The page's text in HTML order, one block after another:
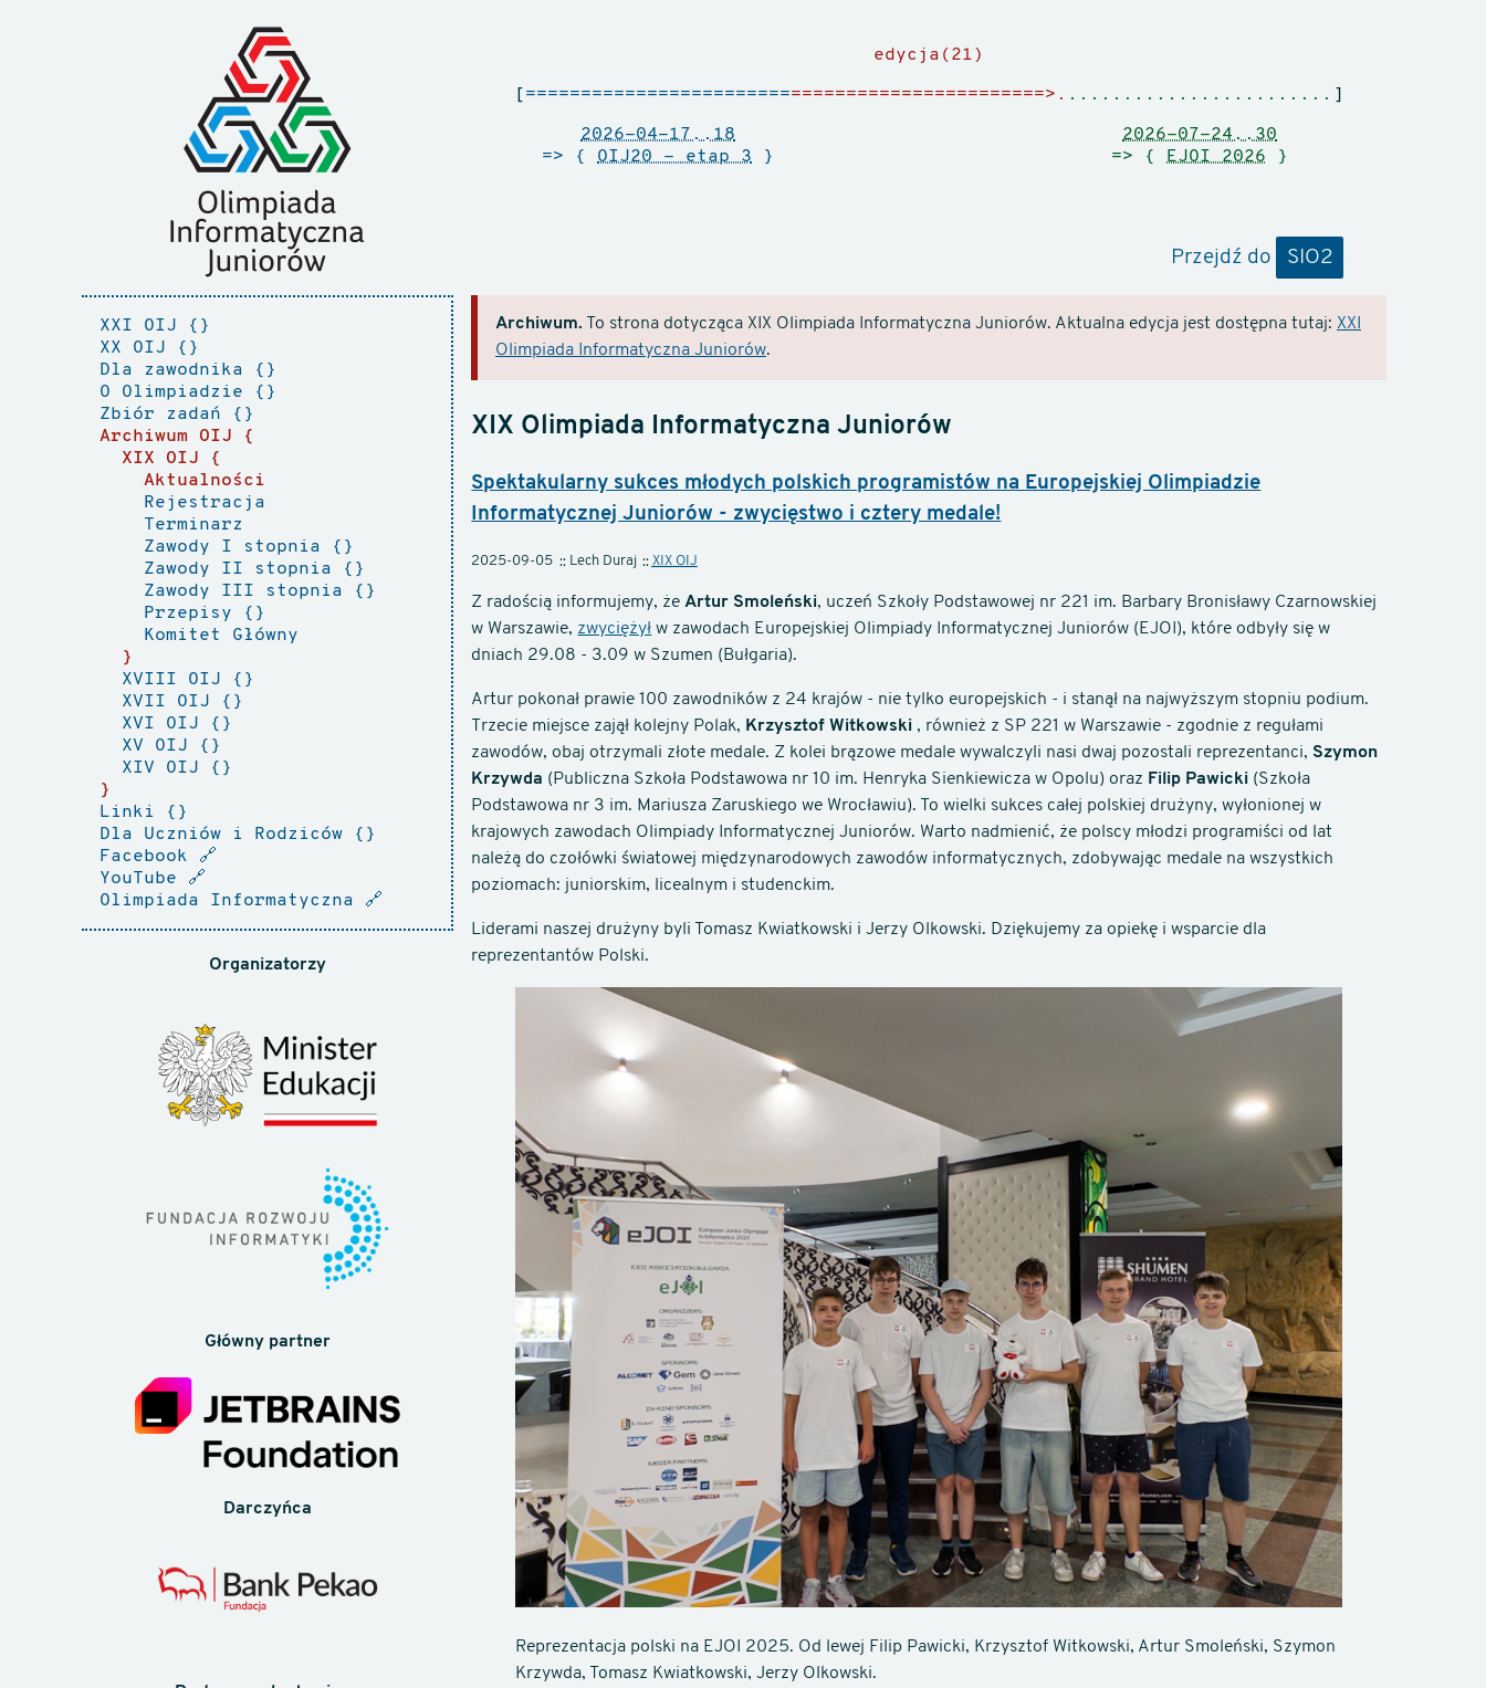
edycja(21)
2026-04-17..18
=> { OIJ20 - etap 3 }
2026-07-24..30
=> {
EJOI 2026 }
[ ===============================================>. ........................ ]
Przejdź do SIO2
XXI OIJ
XX OIJ
Dla zawodnika
O Olimpiadzie
Zbiór zadań
Archiwum OIJ
XIX OIJ
Aktualności
Rejestracja
Terminarz
Zawody I stopnia
Zawody II stopnia
Zawody III stopnia
Przepisy
Komitet Główny
XVIII OIJ
XVII OIJ
XVI OIJ
XV OIJ
XIV OIJ
Linki
Dla Uczniów i Rodziców
Facebook 🔗
YouTube 🔗
Olimpiada Informatyczna
🔗
Archiwum. To strona dotycząca XIX Olimpiada Informatyczna Juniorów. Aktualna edycja jest dostępna tutaj: XXI
Olimpiada Informatyczna Juniorów.
XIX Olimpiada Informatyczna Juniorów
Spektakularny sukces młodych polskich programistów na Europejskiej Olimpiadzie
Informatycznej Juniorów - zwycięstwo i cztery medale!
2025-09-05 Lech Duraj XIX OIJ
Z radością informujemy, żeArtur Smoleński, uczeń Szkoły Podstawowej nr 221 im. Barbary Bronisławy Czarnowskiej
w Warszawie, zwyciężył w zawodach Europejskiej Olimpiady Informatycznej Juniorów (EJOI), które odbyły się w
dniach 29.08 - 3.09 w Szumen (Bułgaria).
Artur pokonał prawie 100 zawodników z 24 krajów - nie tylko europejskich - i stanął na najwyższym stopniu podium.
Trzecie miejsce zajął kolejny Polak, Krzysztof Witkowski , również z SP 221 w Warszawie - zgodnie z regułami
zawodów, obaj otrzymali złote medale. Z kolei brązowe medale wywalczyli nasi dwaj pozostali reprezentanci, Szymon
Krzywda (Publiczna Szkoła Podstawowa nr 10 im. Henryka Sienkiewicza w Opolu) oraz Filip Pawicki (Szkoła
Podstawowa nr 3 im. Mariusza Zaruskiego we Wrocławiu). To wielki sukces całej polskiej drużyny, wyłonionej w
krajowych zawodach Olimpiady Informatycznej Juniorów. Warto nadmienić, że polscy młodzi programiści od lat
należą do czołówki światowej międzynarodowych zawodów informatycznych, zdobywając medale na wszystkich
poziomach: juniorskim, licealnym i studenckim.
Liderami naszej drużyny byli Tomasz Kwiatkowski i Jerzy Olkowski. Dziękujemy za opiekę i wsparcie dla
reprezentantów Polski.
Reprezentacja polski na EJOI 2025. Od lewej Filip Pawicki, Krzysztof Witkowski, Artur Smoleński, Szymon
Krzywda, Tomasz Kwiatkowski, Jerzy Olkowski.
Organizatorzy
Główny partner
Darczyńca